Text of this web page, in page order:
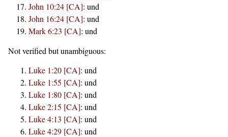
John 10:24 [CA]: und
John 16:24 [CA]: und
Mark 6:23 [CA]: und
Not verified but unambiguous:
Luke 1:20 [CA]: und
Luke 1:55 [CA]: und
Luke 1:80 [CA]: und
Luke 2:15 [CA]: und
Luke 4:13 [CA]: und
Luke 4:29 [CA]: und